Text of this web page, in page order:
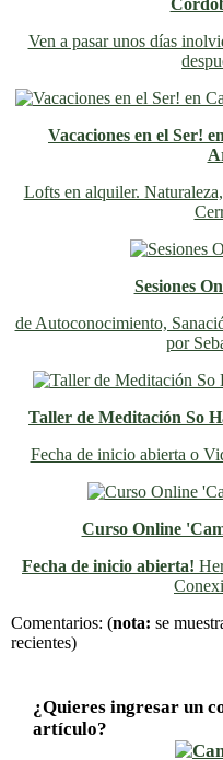
Ven a pasar unos días
Vacaciones en el Ser!
Lofts en alquiler.
Sesiones
de Autoconocimiento,
por
Taller de Meditación So
Fecha de inicio abierta o
Curso Online
Fecha de inicio abierta!
Comentarios: (nota: se
recientes)
¿Quieres ingresar un
artículo?